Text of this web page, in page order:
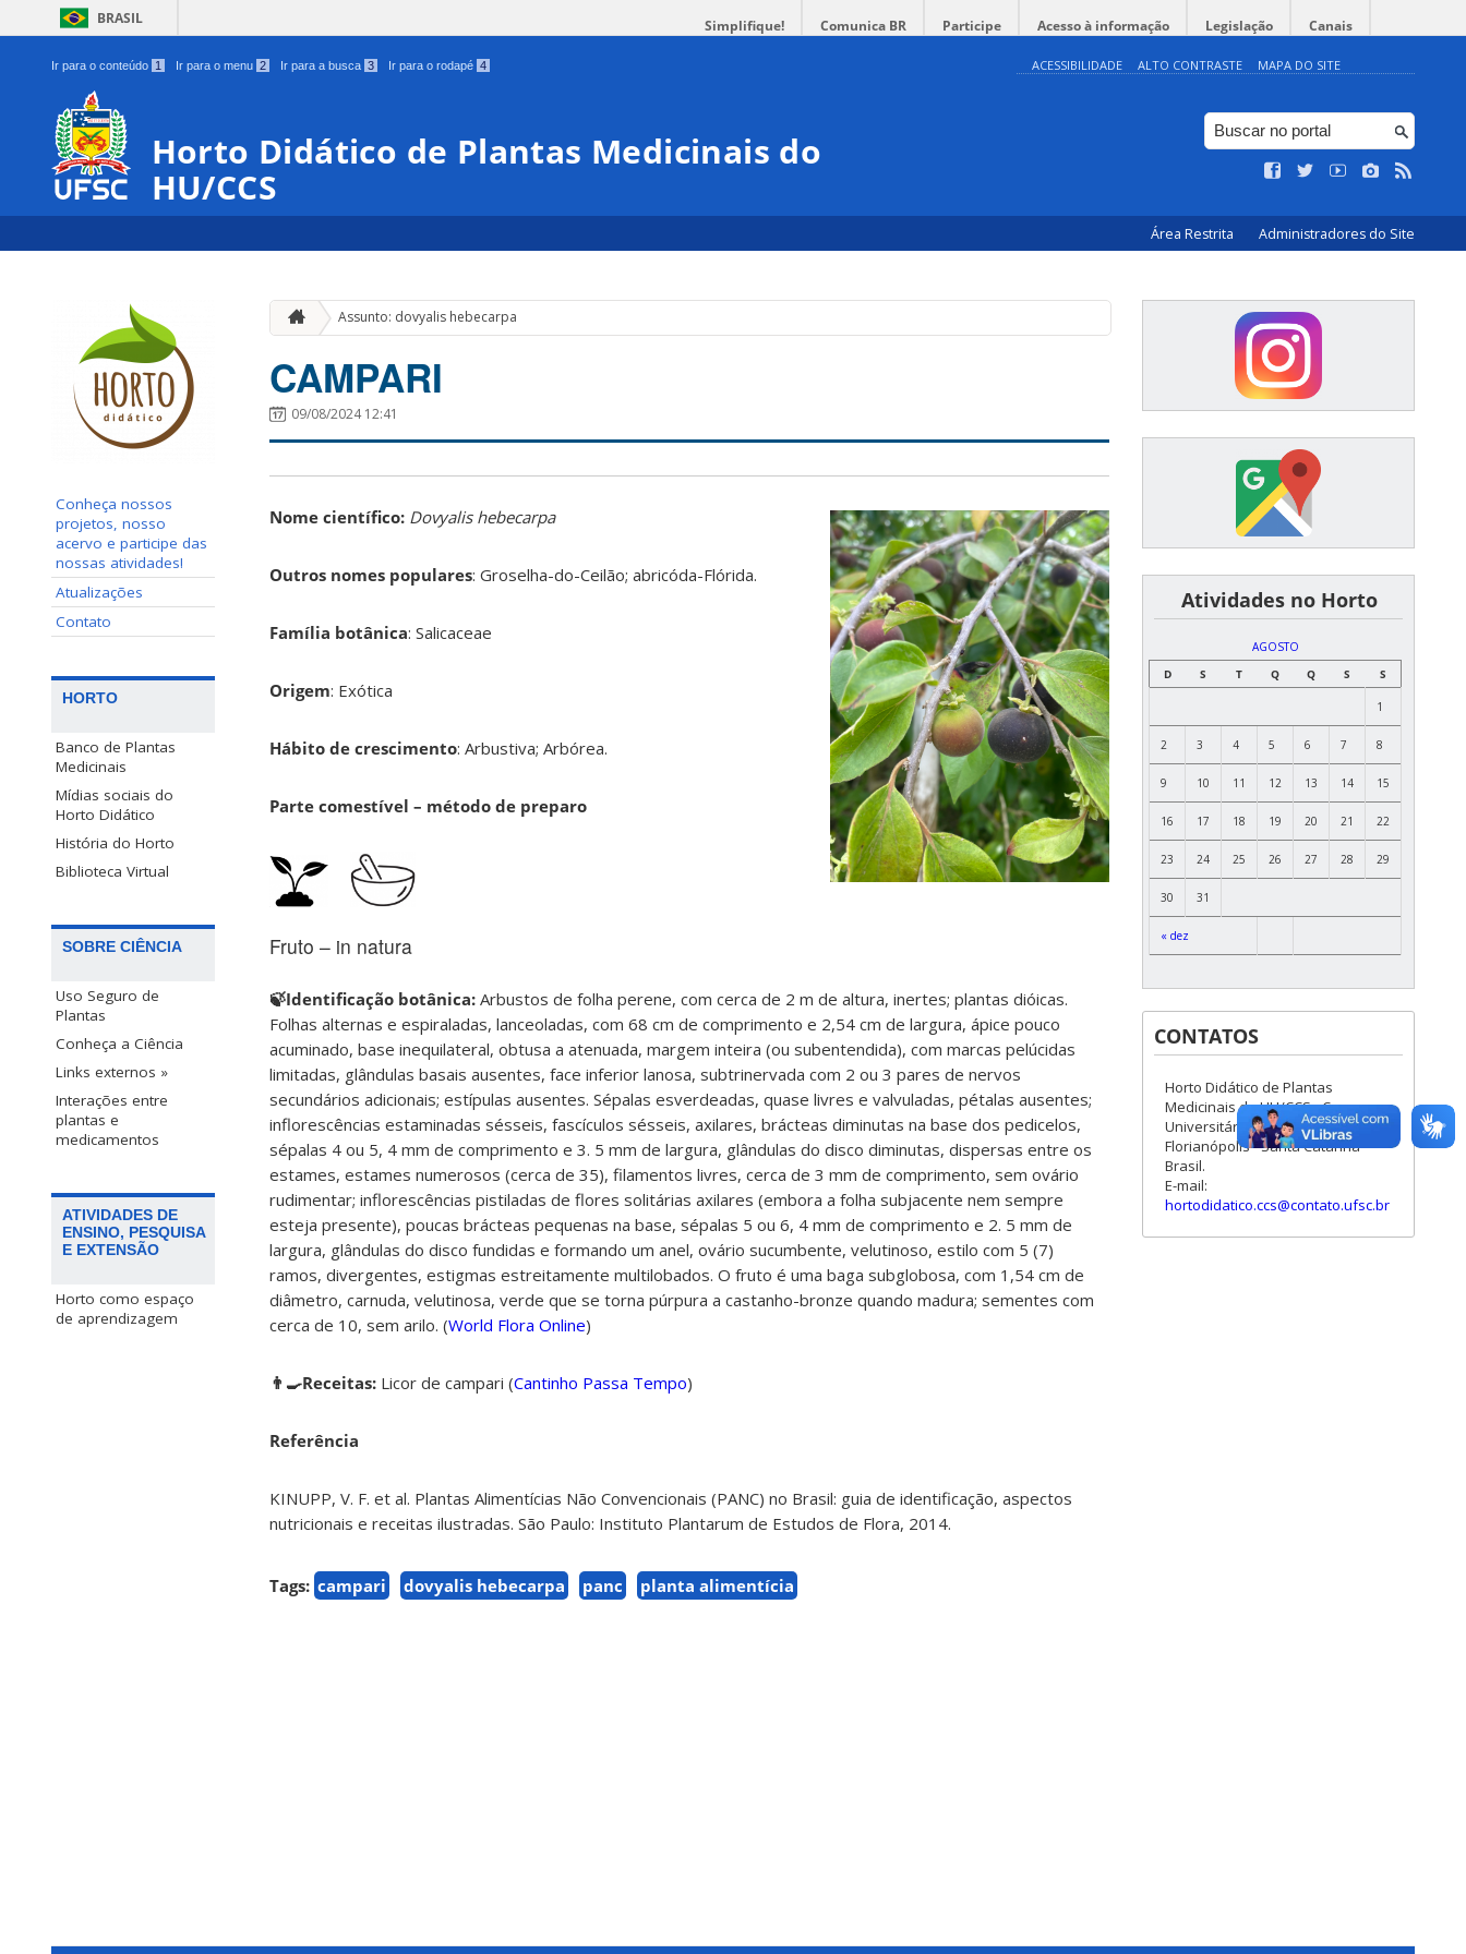
BRASIL Simplifique! Comunica BR Participe Acesso à informação Legislação Canais
Ir para o conteúdo 1 Ir para o menu 2 Ir para a busca 3 Ir para o rodapé 4 ACESSIBILIDADE ALTO CONTRASTE MAPA DO SITE
Horto Didático de Plantas Medicinais do
HU/CCS
Área Restrita Administradores do Site
Conheça nossos
projetos, nosso
acervo e participe das
nossas atividades!
Atualizações
Contato
HORTO
Banco de Plantas
Medicinais
Mídias sociais do
Horto Didático
História do Horto
Biblioteca Virtual
SOBRE CIÊNCIA
Uso Seguro de
Plantas
Conheça a Ciência
Links externos »
Interações entre
plantas e
medicamentos
ATIVIDADES DE
ENSINO, PESQUISA
E EXTENSÃO
Horto como espaço
de aprendizagem
Assunto: dovyalis hebecarpa
CAMPARI
09/08/2024 12:41
Nome científico: Dovyalis hebecarpa
Outros nomes populares: Groselha-do-Ceilão; abricóda-Flórida.
Família botânica: Salicaceae
Origem: Exótica
Hábito de crescimento: Arbustiva; Arbórea.
Parte comestível – método de preparo
Fruto – in natura
🍃Identificação botânica: Arbustos de folha perene, com cerca de 2 m de altura, inertes; plantas dióicas.
Folhas alternas e espiraladas, lanceoladas, com 68 cm de comprimento e 2,54 cm de largura, ápice pouco
acuminado, base inequilateral, obtusa a atenuada, margem inteira (ou subentendida), com marcas pelúcidas
limitadas, glândulas basais ausentes, face inferior lanosa, subtrinervada com 2 ou 3 pares de nervos
secundários adicionais; estípulas ausentes. Sépalas esverdeadas, quase livres e valvuladas, pétalas ausentes;
inflorescências estaminadas sésseis, fascículos sésseis, axilares, brácteas diminutas na base dos pedicelos,
sépalas 4 ou 5, 4 mm de comprimento e 3. 5 mm de largura, glândulas do disco diminutas, dispersas entre os
estames, estames numerosos (cerca de 35), filamentos livres, cerca de 3 mm de comprimento, sem ovário
rudimentar; inflorescências pistiladas de flores solitárias axilares (embora a folha subjacente nem sempre
esteja presente), poucas brácteas pequenas na base, sépalas 5 ou 6, 4 mm de comprimento e 2. 5 mm de
largura, glândulas do disco fundidas e formando um anel, ovário sucumbente, velutinoso, estilo com 5 (7)
ramos, divergentes, estigmas estreitamente multilobados. O fruto é uma baga subglobosa, com 1,54 cm de
diâmetro, carnuda, velutinosa, verde que se torna púrpura a castanho-bronze quando madura; sementes com
cerca de 10, sem arilo. (World Flora Online)
👨‍🍳Receitas: Licor de campari (Cantinho Passa Tempo)
Referência
KINUPP, V. F. et al. Plantas Alimentícias Não Convencionais (PANC) no Brasil: guia de identificação, aspectos
nutricionais e receitas ilustradas. São Paulo: Instituto Plantarum de Estudos de Flora, 2014.
Tags: campari dovyalis hebecarpa panc planta alimentícia
͏ ͏ ͏ ͏ ͏ ͏Atividades no Horto
AGOSTO
D
S T Q Q S S
« dez
1
2 3 4 5 6 7 8
9 10 11 12 13 14 15
16 17 18 19 20 21 22
23 24 25 26 27 28 29
30 31
CONTATOS
Horto Didático de Plantas
Medicinais do HU/CCS - Campus
Universitário - Trindade -
Florianópolis - Santa Catarina -
Brasil.
E-mail:
hortodidatico.ccs@contato.ufsc.br